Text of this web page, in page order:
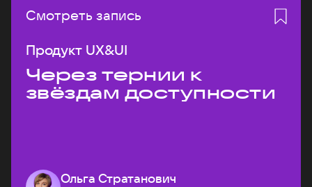
Смотреть запись
Продукт UX&UI
Через тернии к
звёздам доступности
Ольга Стратанович